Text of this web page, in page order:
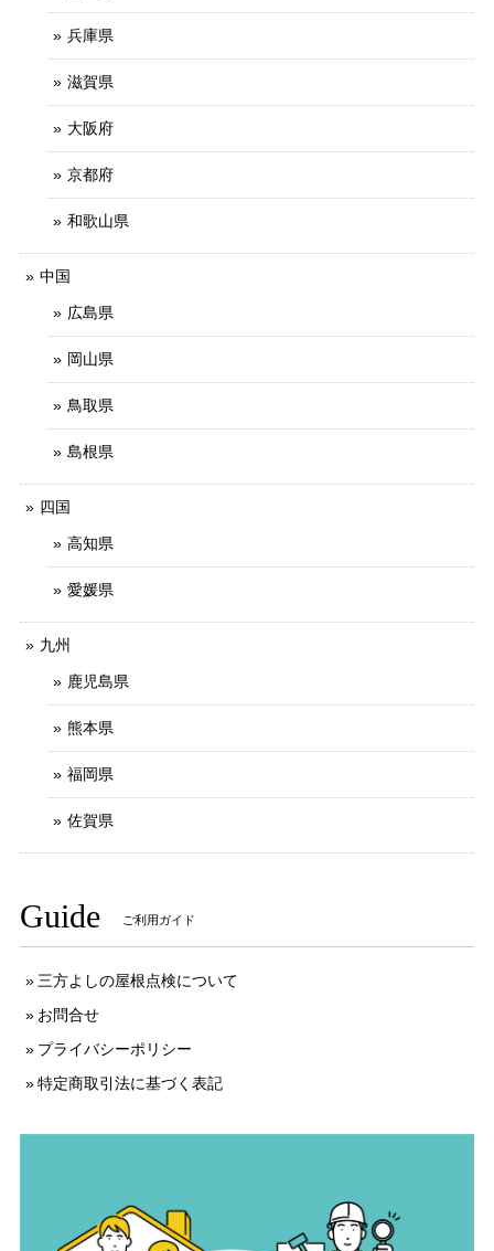
兵庫県
滋賀県
大阪府
京都府
和歌山県
中国
広島県
岡山県
鳥取県
島根県
四国
高知県
愛媛県
九州
鹿児島県
熊本県
福岡県
佐賀県
Guide ご利用ガイド
三方よしの屋根点検について
お問合せ
プライバシーポリシー
特定商取引法に基づく表記